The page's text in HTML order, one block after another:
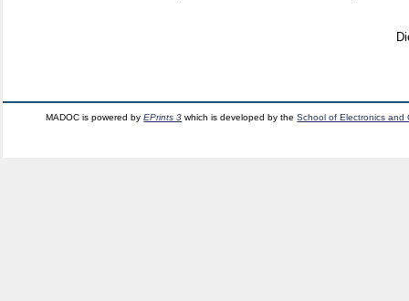
MADOC is powered byEPrints 3 which is developed by theSchool of Electronics and